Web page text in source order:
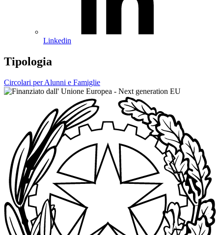
Linkedin
Tipologia
Circolari per Alunni e Famiglie